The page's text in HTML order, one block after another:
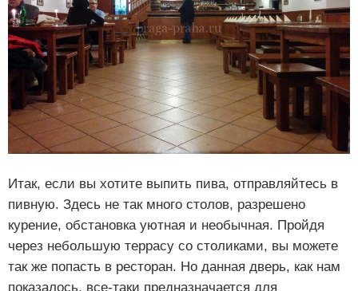
Итак, если вы хотите выпить пива, отправляйтесь в
пивную. Здесь не так много столов, разрешено
курение, обстановка уютная и необычная. Пройдя
через небольшую террасу со столиками, вы можете
так же попасть в ресторан. Но данная дверь, как нам
показалось, все-таки предназначается для